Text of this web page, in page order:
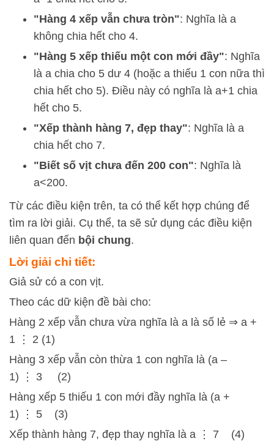
"Hàng 4 xếp vẫn chưa tròn": Nghĩa là a
không chia hết cho 4.
"Hàng 5 xếp thiếu một con mới đầy": Nghĩa
là a chia cho 5 dư 4 (hoặc a thiếu 1 con nữa thì
chia hết cho 5). Điều này có nghĩa là a+1 chia
hết cho 5.
"Xếp thành hàng 7, đẹp thay": Nghĩa là a
chia hết cho 7.
"Biết số vịt chưa đến 200 con": Nghĩa là
a<200.
Từ các điều kiện trên, ta có thể kết hợp chúng để
tìm ra lời giải. Cụ thể, ta sẽ sử dụng các điều kiện
liên quan đến bội chung.
Lời giải chi tiết:
Giả sử có a con vịt.
Theo các dữ kiện đề bài cho:
Hàng 2 xếp vẫn chưa vừa nghĩa là a là số lẻ ⇒ a +
1 ⋮ 2 (1)
Hàng 3 xếp vẫn còn thừa 1 con nghĩa là (a –
1) ⋮ 3 (2)
Hàng xếp 5 thiếu 1 con mới đầy nghĩa là (a +
1) ⋮ 5 (3)
Xếp thành hàng 7, đẹp thay nghĩa là a ⋮ 7 (4)